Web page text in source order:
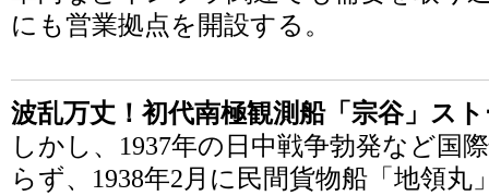
にも営業拠点を開設する。
波乱万丈！初代南極観測船「宗谷」ス
しかし、1937年の日中戦争勃発など国
らず、1938年2月に民間貨物船「地領